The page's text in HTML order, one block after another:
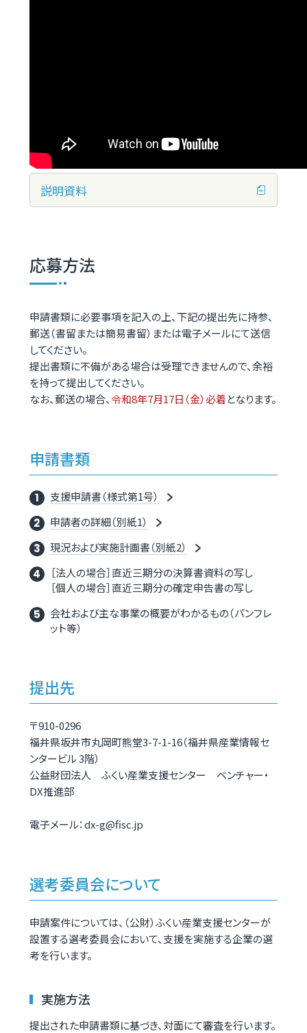
説明資料
応募方法
申請書類に必要事項を記入の上、下記の提出先に持参、
郵送（書留または簡易書留）または電子メールにて送信
してください。
提出書類に不備がある場合は受理できませんので、余裕
を持って提出してください。
なお、郵送の場合、令和8年7月17日（金）必着となります。
申請書類
支援申請書（様式第1号）
申請者の詳細（別紙1）
現況および実施計画書（別紙2）
［法人の場合］直近三期分の決算書資料の写し
［個人の場合］直近三期分の確定申告書の写し
会社および主な事業の概要がわかるもの（パンフレ
ット等）
提出先
〒910-0296
福井県坂井市丸岡町熊堂3-7-1-16（福井県産業情報セ
ンタービル 3階）
公益財団法人 ふくい産業支援センター ベンチャー・
DX推進部
電子メール：dx-g@fisc.jp
選考委員会について
申請案件については、（公財）ふくい産業支援センターが
設置する選考委員会において、支援を実施する企業の選
考を行います。
実施方法
提出された申請書類に基づき、対面にて審査を行います。